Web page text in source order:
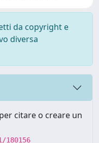
da copyright e
diversa
citare o creare un